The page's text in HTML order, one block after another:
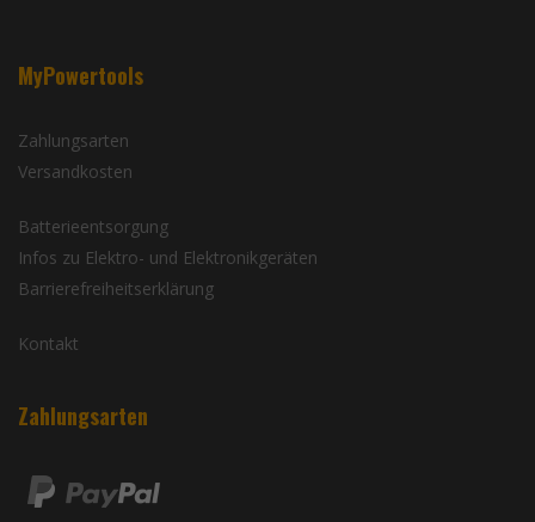
MyPowertools
Zahlungsarten
Versandkosten
Batterieentsorgung
Infos zu Elektro- und Elektronikgeräten
Barrierefreiheitserklärung
Kontakt
Zahlungsarten